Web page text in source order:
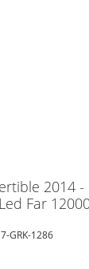
2014
Far
GRK-1286